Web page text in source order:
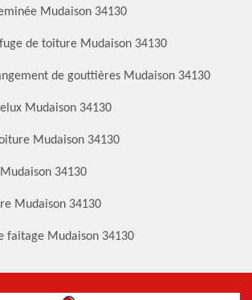
Mudaison 34130
de toiture Mudaison 34130
de gouttières Mudaison 34130
Mudaison 34130
Mudaison 34130
34130
Mudaison 34130
faitage Mudaison 34130